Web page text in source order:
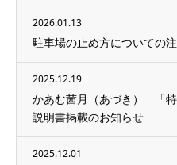
2026.01.13
駐車場の止め方についての
2025.12.19
かあむ茜月（あづき） 「
説明書掲載のお知らせ
2025.12.01